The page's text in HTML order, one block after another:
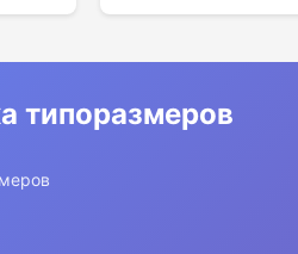
типоразмеров